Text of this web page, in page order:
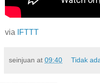
via IFTTT
seinjuan at 09:40 Tidak